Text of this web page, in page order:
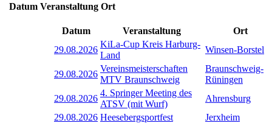
Datum Veranstaltung Ort
Datum Veranstaltung
Ort
29.08.2026
KiLa-Cup Kreis Harburg-
Land
Winsen-Borstel
29.08.2026
Vereinsmeisterschaften
MTV Braunschweig
Braunschweig-
Rüningen
29.08.2026
4. Springer Meeting des
ATSV (mit Wurf)
Ahrensburg
29.08.2026 Heesebergsportfest
Jerxheim